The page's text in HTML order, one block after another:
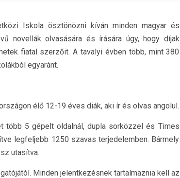
Iskola ösztönözni kíván minden magyar és
novellák olvasására és írására úgy, hogy díjak
fiatal szerzőit. A tavalyi évben több, mint 380
egyaránt.
élő 12-19 éves diák, aki ír és olvas angolul.
több 5 gépelt oldalnál, dupla sorközzel és Times
legfeljebb 1250 szavas terjedelemben. Bármely
utasítva.
Minden jelentkezésnek tartalmaznia kell az